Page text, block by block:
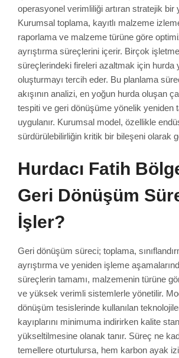
operasyonel verimliliği artıran stratejik bir
Kurumsal toplama, kayıtlı malzeme
raporlama ve malzeme türüne göre
ayrıştırma süreçlerini içerir. Birçok
süreçlerindeki fireleri azaltmak için hurda
oluşturmayı tercih eder. Bu planlama
akışının analizi, en yoğun hurda oluşan
tespiti ve geri dönüşüme yönelik yeniden
uygulanır. Kurumsal model, özellikle
sürdürülebilirliğin kritik bir bileşeni olarak
Hurdacı Fatih
Geri Dönüşüm
İşler?
Geri dönüşüm süreci; toplama,
ayrıştırma ve yeniden işleme
süreçlerin tamamı, malzemenin türüne
ve yüksek verimli sistemlerle yönetilir.
dönüşüm tesislerinde kullanılan
kayıplarını minimuma indirirken kalite
yükseltilmesine olanak tanır. Süreç ne
temellere oturtulursa, hem karbon ayak